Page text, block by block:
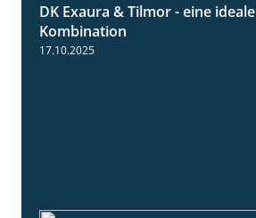
DK Exaura & Tilmor - eine ideale
Kombination
17.10.2025